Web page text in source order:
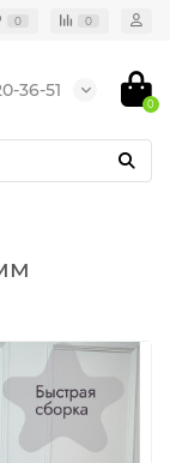
0 0
36-51
0